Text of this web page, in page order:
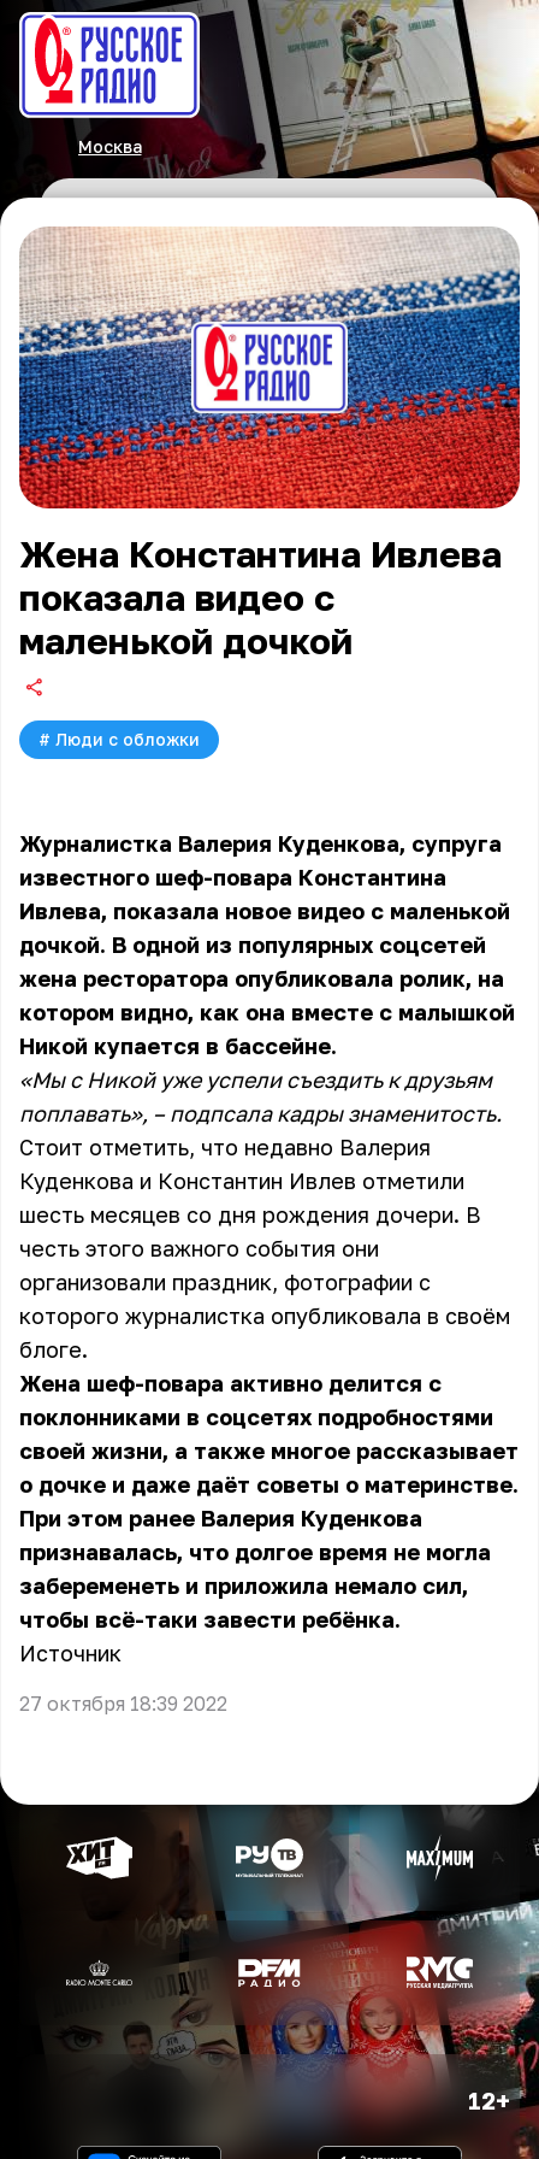
Москва
Жена Константина Ивлева
показала видео с
маленькой дочкой
# Люди с обложки
Журналистка Валерия Куденкова, супруга
известного шеф-повара Константина
Ивлева, показала новое видео с маленькой
дочкой. В одной из популярных соцсетей
жена ресторатора опубликовала ролик, на
котором видно, как она вместе с малышкой
Никой купается в бассейне.
«Мы с Никой уже успели съездить к друзьям
поплавать», – подпсала кадры знаменитость.
Стоит отметить, что недавно Валерия
Куденкова и Константин Ивлев отметили
шесть месяцев со дня рождения дочери. В
честь этого важного события они
организовали праздник, фотографии с
которого журналистка опубликовала в своём
блоге.
Жена шеф-повара активно делится с
поклонниками в соцсетях подробностями
своей жизни, а также многое рассказывает
о дочке и даже даёт советы о материнстве.
При этом ранее Валерия Куденкова
признавалась, что долгое время не могла
забеременеть и приложила немало сил,
чтобы всё-таки завести ребёнка.
Источник
27 октября 18:39 2022
12+